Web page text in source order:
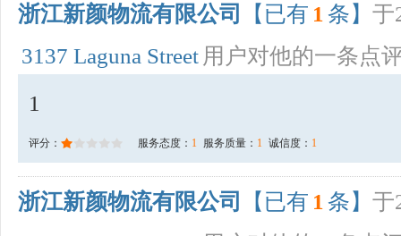
浙江新颜物流有限公司 【已有 1 条】 于
3137 Laguna Street 用户对他的一条点
1
评分： 服务态度： 1 服务质量： 1 诚信度： 1
浙江新颜物流有限公司 【已有 1 条】 于